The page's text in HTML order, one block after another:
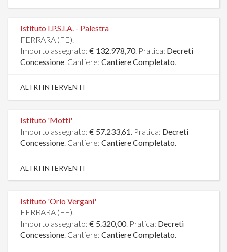
Istituto I.P.S.I.A. - Palestra
FERRARA (FE).
Importo assegnato: € 132.978,70. Pratica: Decreti
Concessione. Cantiere: Cantiere Completato.
ALTRI INTERVENTI
Istituto 'Motti'
Importo assegnato: € 57.233,61. Pratica: Decreti
Concessione. Cantiere: Cantiere Completato.
ALTRI INTERVENTI
Istituto 'Orio Vergani'
FERRARA (FE).
Importo assegnato: € 5.320,00. Pratica: Decreti
Concessione. Cantiere: Cantiere Completato.